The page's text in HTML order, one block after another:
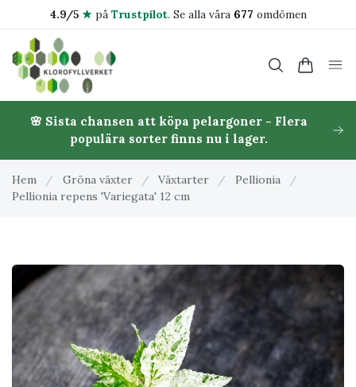
4.9/5 ★på Trustpilot. Se alla våra 677 omdömen
🌸 Sista chansen att köpa pelargoner - Flera
populära sorter finns nu i lager.
Hem / Gröna växter / Växtarter / Pellionia
/
Pellionia repens 'Variegata' 12 cm